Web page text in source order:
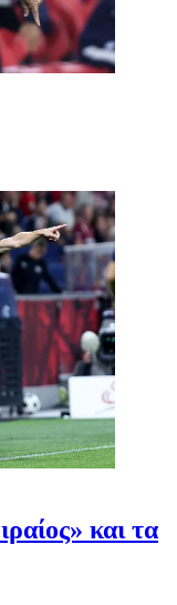
και τα